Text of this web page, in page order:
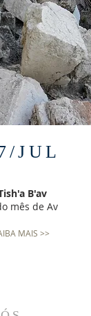
JUL
B'av
mês de Av
MAIS >>